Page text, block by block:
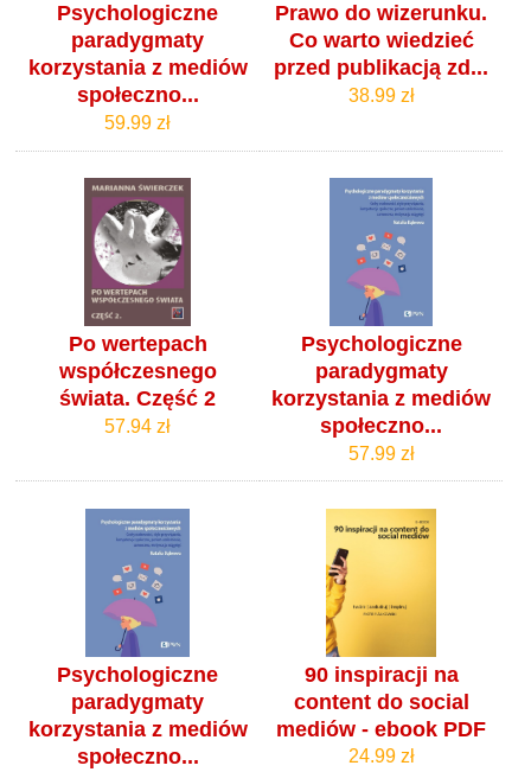
Psychologiczne
paradygmaty
korzystania z mediów
społeczno...
59.99 zł
Prawo do wizerunku.
Co warto wiedzieć
przed publikacją zd...
38.99 zł
Po wertepach
współczesnego
świata. Część 2
57.94 zł
Psychologiczne
paradygmaty
korzystania z mediów
społeczno...
57.99 zł
Psychologiczne
paradygmaty
korzystania z mediów
społeczno...
90 inspiracji na
content do social
mediów - ebook PDF
24.99 zł